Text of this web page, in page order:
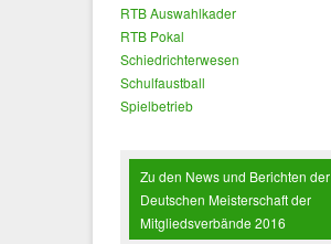
RTB Auswahlkader
RTB Pokal
Schiedrichterwesen
Schulfaustball
Spielbetrieb
Zu den News und Berichten der
Deutschen Meisterschaft der
Mitgliedsverbände 2016